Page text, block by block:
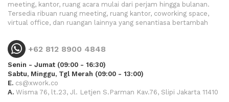
meeting, kantor, ruang acara mulai dari perjam hingga bulanan.
Tersedia ribuan ruang meeting, ruang kantor, coworking space,
virtual office, dan ruangan lainnya yang senantiasa bertambah
+62 812 8900 4848
Senin - Jumat (09:00 - 16:30)
Sabtu, Minggu, Tgl Merah (09:00 - 13:00)
E. cs@xwork.co
A. Wisma 76, lt.23, Jl. Letjen S.Parman Kav.76, Slipi Jakarta 11410